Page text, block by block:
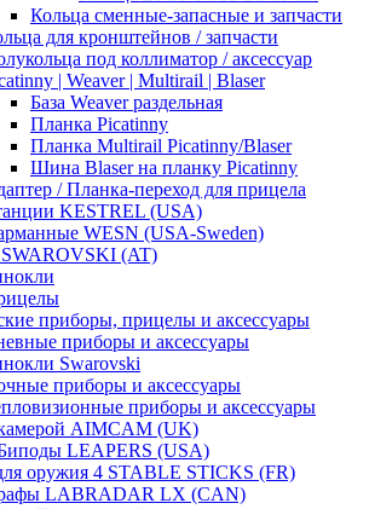
Кольца сменные-запасные и запчасти
для кронштейнов / запчасти
под коллиматор / аксессуар
| Weaver | Multirail | Blaser
База Weaver раздельная
Планка Picatinny
Планка Multirail Picatinny/Blaser
Шина Blaser на планку Picatinny
/ Планка-переход для прицела
KESTREL (USA)
WESN (USA-Sweden)
(AT)
приборы, прицелы и аксессуары
приборы и аксессуары
Swarovski
приборы и аксессуары
приборы и аксессуары
AIMCAM (UK)
LEAPERS (USA)
оружия 4 STABLE STICKS (FR)
LABRADAR LX (CAN)